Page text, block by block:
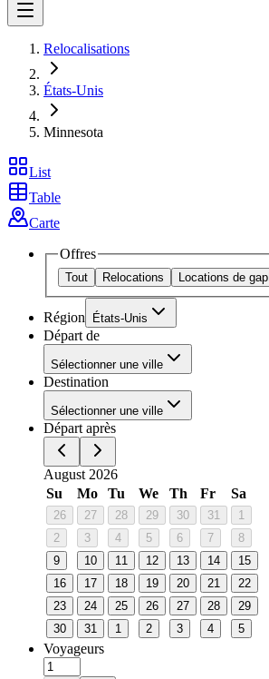
Relocalisations
États-Unis
Minnesota
List
Table
Carte
Offres
Tout Relocations Locations de gap
Région États-Unis
Départ de
Sélectionner une ville
Destination
Sélectionner une ville
Départ après
August 2026
Su
Mo Tu We Th Fr Sa
26 27 28 29 30 31
1
2
3 4 5 6 7
8
9
10 11 12 13 14
15
16
17 18 19 20 21
22
23
24 25 26 27 28
29
30
31 1 2 3 4 5
Voyageurs